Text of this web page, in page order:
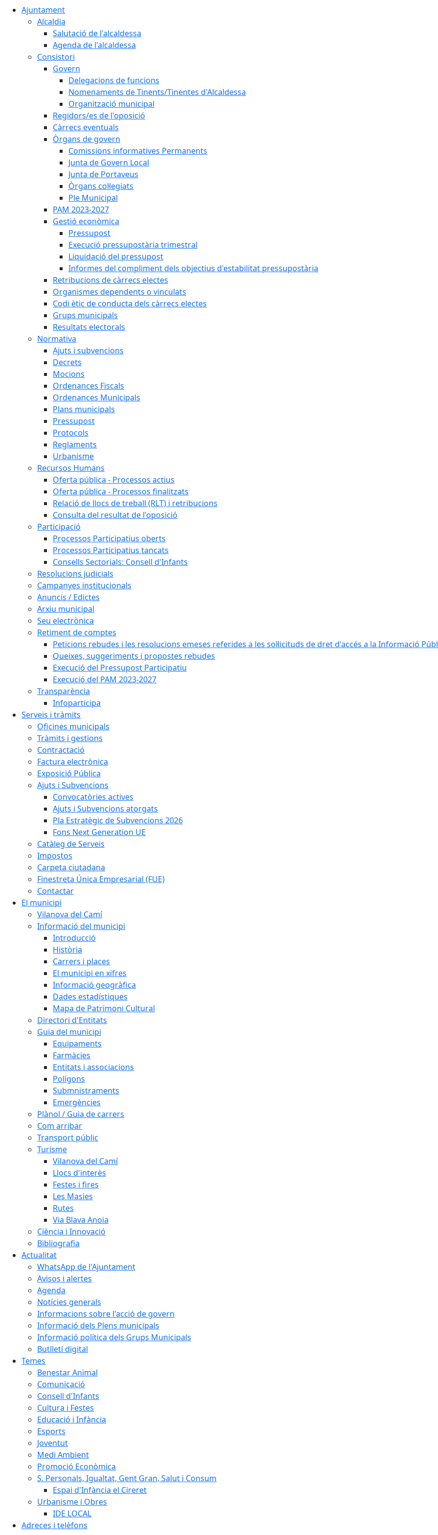
Ajuntament
Alcaldia
Salutació de l'alcaldessa
Agenda de l'alcaldessa
Consistori
Govern
Delegacions de funcions
Nomenaments de Tinents/Tinentes d'Alcaldessa
Organització municipal
Regidors/es de l'oposició
Càrrecs eventuals
Òrgans de govern
Comissions informatives Permanents
Junta de Govern Local
Junta de Portaveus
Òrgans col·legiats
Ple Municipal
PAM 2023-2027
Gestió econòmica
Pressupost
Execució pressupostària trimestral
Liquidació del pressupost
Informes del compliment dels objectius d'estabilitat pressupostària
Retribucions de càrrecs electes
Organismes dependents o vinculats
Codi ètic de conducta dels càrrecs electes
Grups municipals
Resultats electorals
Normativa
Ajuts i subvencions
Decrets
Mocions
Ordenances Fiscals
Ordenances Municipals
Plans municipals
Pressupost
Protocols
Reglaments
Urbanisme
Recursos Humans
Oferta pública - Processos actius
Oferta pública - Processos finalitzats
Relació de llocs de treball (RLT) i retribucions
Consulta del resultat de l'oposició
Participació
Processos Participatius oberts
Processos Participatius tancats
Consells Sectorials: Consell d'Infants
Resolucions judicials
Campanyes institucionals
Anuncis / Edictes
Arxiu municipal
Seu electrònica
Retiment de comptes
Peticions rebudes i les resolucions emeses referides a les sol·licituds de dret d'accés a la Informació
Queixes, suggeriments i propostes rebudes
Execució del Pressupost Participatiu
Execució del PAM 2023-2027
Transparència
Infoparticipa
Serveis i tràmits
Oficines municipals
Tràmits i gestions
Contractació
Factura electrònica
Exposició Pública
Ajuts i Subvencions
Convocatòries actives
Ajuts i Subvencions atorgats
Pla Estratègic de Subvencions 2026
Fons Next Generation UE
Catàleg de Serveis
Impostos
Carpeta ciutadana
Finestreta Única Empresarial (FUE)
Contactar
El municipi
Vilanova del Camí
Informació del municipi
Introducció
Història
Carrers i places
El municipi en xifres
Informació geogràfica
Dades estadístiques
Mapa de Patrimoni Cultural
Directori d'Entitats
Guia del municipi
Equipaments
Farmàcies
Entitats i associacions
Polígons
Submnistraments
Emergències
Plànol / Guia de carrers
Com arribar
Transport públic
Turisme
Vilanova del Camí
Llocs d'interès
Festes i fires
Les Masies
Rutes
Via Blava Anoia
Ciència i Innovació
Bibliografia
Actualitat
WhatsApp de l'Ajuntament
Avisos i alertes
Agenda
Notícies generals
Informacions sobre l'acció de govern
Informació dels Plens municipals
Informació política dels Grups Municipals
Butlletí digital
Temes
Benestar Animal
Comunicació
Consell d'Infants
Cultura i Festes
Educació i Infància
Esports
Joventut
Medi Ambient
Promoció Econòmica
S. Personals, Igualtat, Gent Gran, Salut i Consum
Espai d'Infància el Cireret
Urbanisme i Obres
IDE LOCAL
Adreces i telèfons